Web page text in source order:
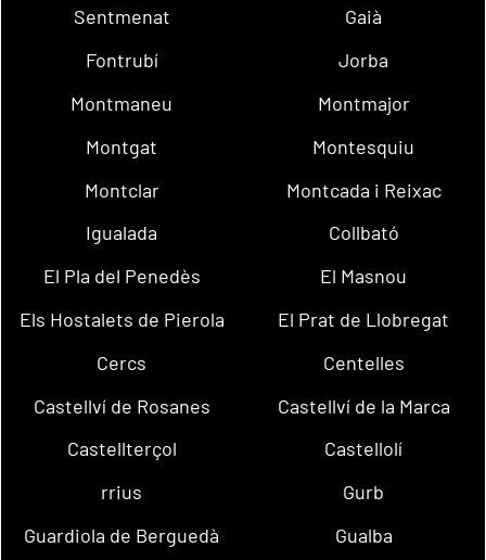
Sentmenat
Gaià
Fontrubí
Jorba
Montmaneu
Montmajor
Montgat
Montesquiu
Montclar
Montcada i Reixac
Igualada
Collbató
El Pla del Penedès
El Masnou
Els Hostalets de Pierola
El Prat de Llobregat
Cercs
Centelles
Castellví de Rosanes
Castellví de la Marca
Castellterçol
Castellolí
rrius
Gurb
Guardiola de Berguedà
Gualba